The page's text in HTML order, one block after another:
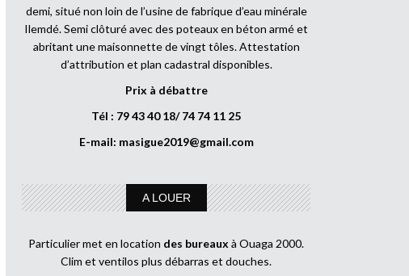
demi, situé non loin de l’usine de fabrique d’eau minérale
Ilemdé. Semi clôturé avec des poteaux en béton armé et
abritant une maisonnette de vingt tôles. Attestation
d’attribution et plan cadastral disponibles.
Prix à débattre
Tél : 79 43 40 18/ 74 74 11 25
E-mail: masigue2019@gmail.com
A LOUER
Particulier met en location des bureaux à Ouaga 2000.
Clim et ventilos plus débarras et douches.